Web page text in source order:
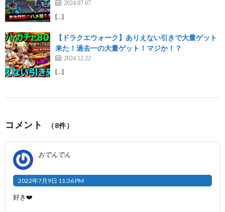
2024.07.07
[…]
【ドラクエウォーク】ありえない引きで大量ゲット
来た！過去一の大量ゲット！マジか！？
2024.12.22
[…]
コメント （8件）
おでんでん
2022年7月9日 11:36 PM
好き❤️